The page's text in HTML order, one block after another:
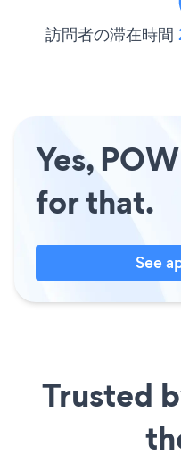
訪問者の滞在時間
Yes,
for that.
See
Trusted